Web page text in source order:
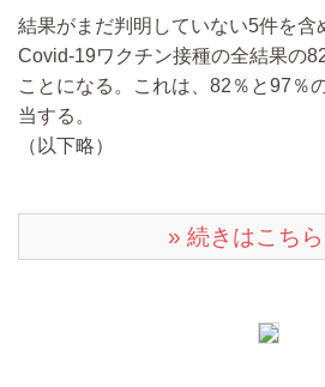
結果がまだ判明していない5件を含
Covid-19ワクチン接種の全結果の
ことになる。これは、82％と97％
当する。
（以下略）
» 続きはこち